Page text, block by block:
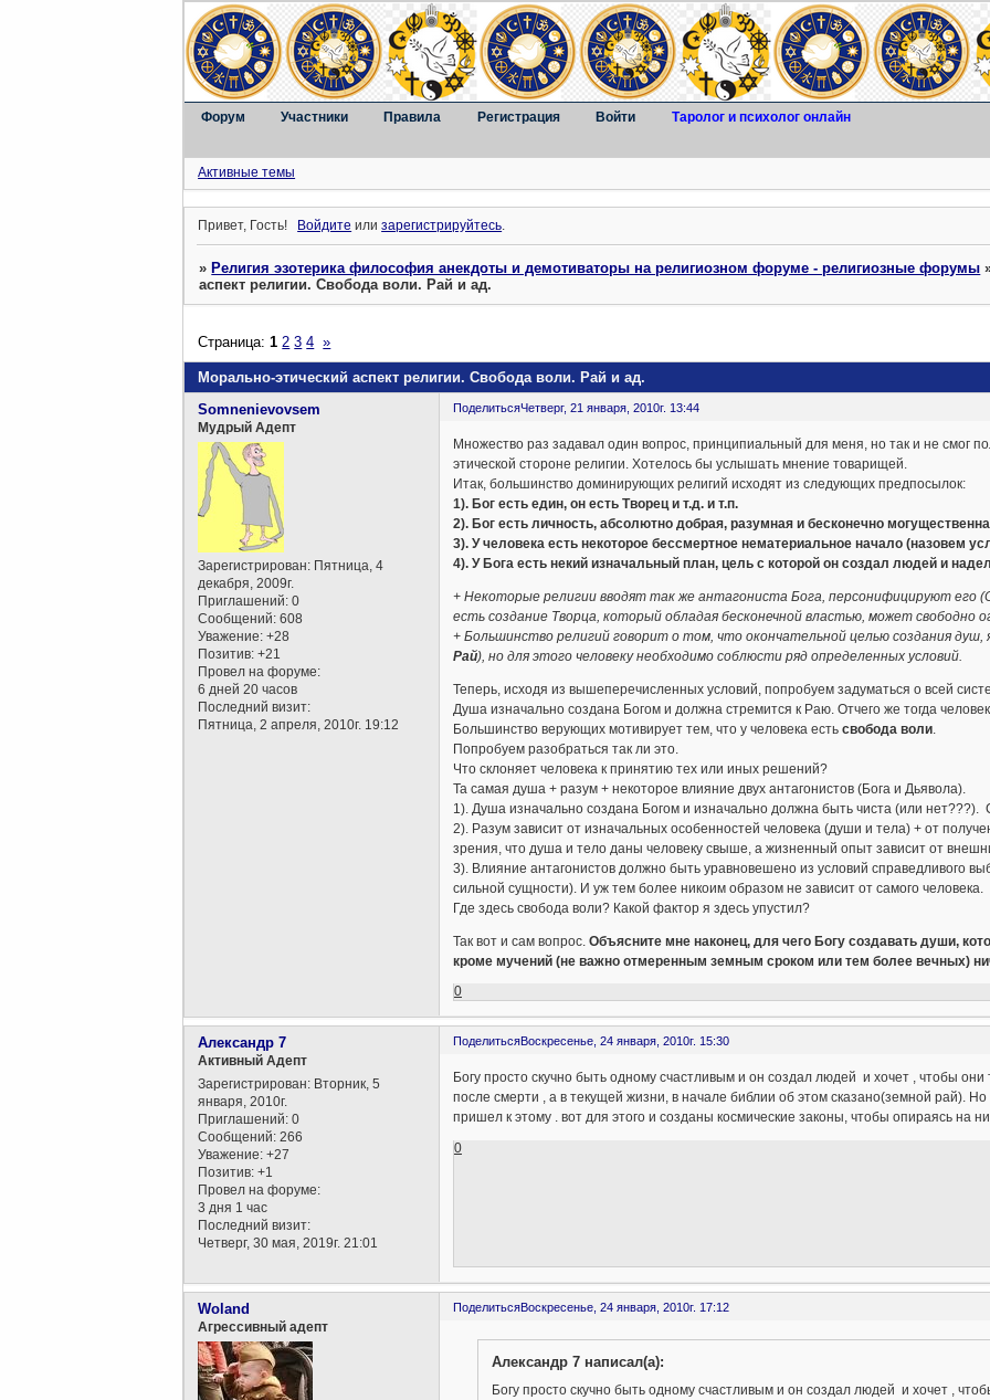
Форум Участники Правила Регистрация Войти Таролог и психолог онлайн
Активные темы
Привет, Гость! Войдите илизарегистрируйтесь.
»Религия эзотерика философия анекдоты и демотиваторы на религиозном форуме - религиозные форумы
аспект религии. Свобода воли. Рай и ад.
Морально-этический аспект религии. Свобода воли. Рай и ад.
Страница:1 2 3 4 »
ПоделитьсяЧетверг, 21 января, 2010г. 13:44
Somnenievovsem
Мудрый Адепт
Зарегистрирован: Пятница, 4
декабря, 2009г.
Приглашений: 0
Сообщений: 608
Уважение: +28
Позитив: +21
Провел на форуме:
6 дней 20 часов
Последний визит:
Пятница, 2 апреля, 2010г. 19:12
Множество раз задавал один вопрос, принципиальный для меня, но так и не смог
этической стороне религии. Хотелось бы услышать мнение товарищей.
Итак, большинство доминирующих религий исходят из следующих предпосылок:
1). Бог есть един, он есть Творец и т.д. и т.п.
2). Бог есть личность, абсолютно добрая, разумная и бесконечно
3). У человека есть некоторое бессмертное нематериальное начало (назовем
4). У Бога есть некий изначальный план, цель с которой он создал людей и
+ Некоторые религии вводят так же антагониста Бога, персонифицируют
есть создание Творца, который обладая бесконечной властью, может свободно
+ Большинство религий говорит о том, что окончательной целью создания
Рай), но для этого человеку необходимо соблюсти ряд определенных условий.
Теперь, исходя из вышеперечисленных условий, попробуем задуматься о всей
Душа изначально создана Богом и должна стремится к Раю. Отчего же тогда
Большинство верующих мотивирует тем, что у человека есть свобода воли.
Попробуем разобраться так ли это.
Что склоняет человека к принятию тех или иных решений?
Та самая душа + разум + некоторое влияние двух антагонистов (Бога и Дьявола).
1). Душа изначально создана Богом и изначально должна быть чиста (или нет???).
2). Разум зависит от изначальных особенностей человека (души и тела) + от
зрения, что душа и тело даны человеку свыше, а жизненный опыт зависит от
3). Влияние антагонистов должно быть уравновешено из условий справедливого
сильной сущности). И уж тем более никоим образом не зависит от самого человека.
Где здесь свобода воли? Какой фактор я здесь упустил?
Так вот и сам вопрос. Объясните мне наконец, для чего Богу создавать души,
кроме мучений (не важно отмеренным земным сроком или тем более вечных)
0
ПоделитьсяВоскресенье, 24 января, 2010г. 15:30
Александр 7
Активный Адепт
Зарегистрирован: Вторник, 5
января, 2010г.
Приглашений: 0
Сообщений: 266
Уважение: +27
Позитив: +1
Провел на форуме:
3 дня 1 час
Последний визит:
Четверг, 30 мая, 2019г. 21:01
Богу просто скучно быть одному счастливым и он создал людей и хочет , чтобы
после смерти , а в текущей жизни, в начале библии об этом сказано(земной рай).
пришел к этому . вот для этого и созданы космические законы, чтобы опираясь на
0
ПоделитьсяВоскресенье, 24 января, 2010г. 17:12
Woland
Агрессивный адепт
Александр 7 написал(а):
Богу просто скучно быть одному счастливым и он создал людей и хочет ,